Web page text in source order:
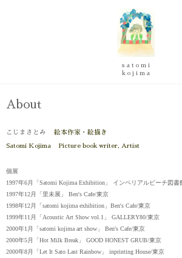
s a t o m i
k o j i m a
About
こじまさとみ 絵本作家・絵描き
Satomi Kojima Picture book writer, Artist
個展
1997年6月「Satomi Kojima Exhibition」 インペリアルビーチ図
1997年12月「里未展」 Ben's Cafe/東京
1998年12月「satomi kojima exhibition」Ben's Cafe/東京
1999年11月「Acoustic Art Show vol.1」 GALLERY80/東京
2000年1月「satomi kojima art show」 Ben's Cafe/東京
2000年5月「Hot Milk Break」 GOOD HONEST GRUB/東京
2000年8月「Let It Sato Last Rainbow」 inprinting House/東京